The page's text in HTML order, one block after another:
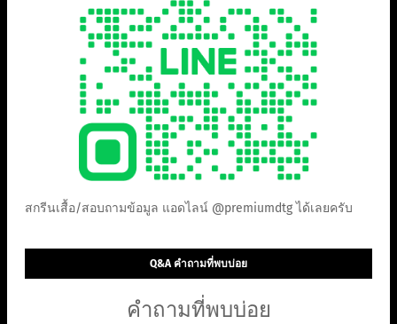
สกรีนเสื้อ/สอบถามข้อมูล แอดไลน์ @premiumdtg ได้เลยครับ
Q&A คำถามที่พบบ่อย
คำถามที่พบบ่อย